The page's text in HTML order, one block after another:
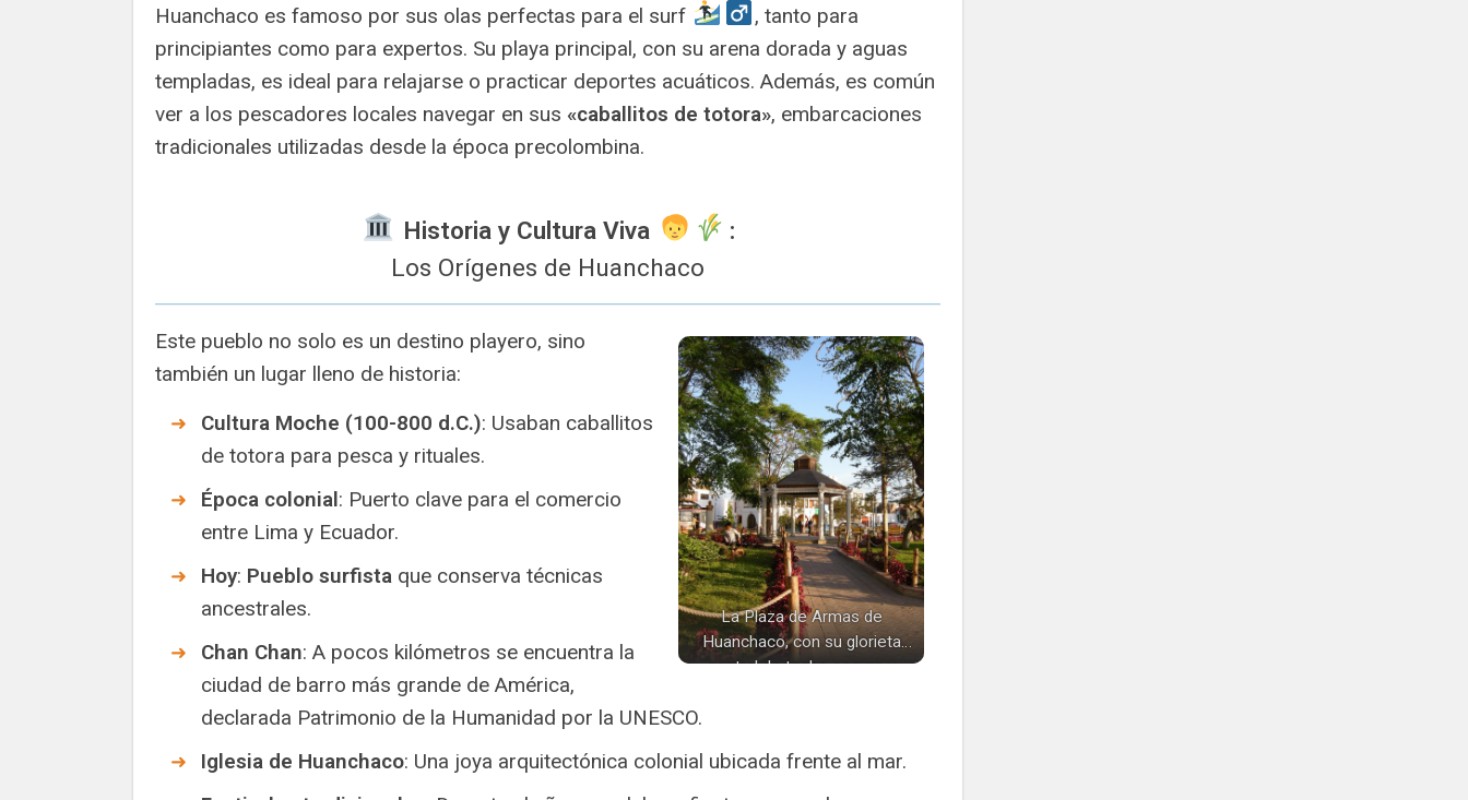
Huanchaco es famoso por sus olas perfectas para el surf
️, tanto para
principiantes como para expertos. Su playa principal, con su arena dorada y aguas
templadas, es ideal para relajarse o practicar deportes acuáticos. Además, es común
ver a los pescadores locales navegar en sus «caballitos de totora», embarcaciones
tradicionales utilizadas desde la época precolombina.
️ Historia y Cultura Viva
:
Los Orígenes de Huanchaco
La Plaza de Armas de
Huanchaco, con su glorieta
central de techo oscuro y
Este pueblo no solo es un destino playero, sino
también un lugar lleno de historia:
Cultura Moche (100-800 d.C.): Usaban caballitos
de totora para pesca y rituales.
Época colonial: Puerto clave para el comercio
entre Lima y Ecuador.
Hoy: Pueblo surfista que conserva técnicas
ancestrales.
Chan Chan: A pocos kilómetros se encuentra la
ciudad de barro más grande de América,
declarada Patrimonio de la Humanidad por la UNESCO.
Iglesia de Huanchaco: Una joya arquitectónica colonial ubicada frente al mar.